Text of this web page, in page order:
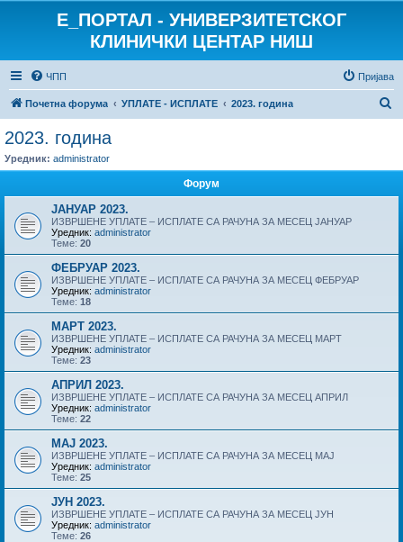
E_ПОРТАЛ - УНИВЕРЗИТЕТСКОГ
КЛИНИЧКИ ЦЕНТАР НИШ
ЧПП Пријава
Почетна форума УПЛАТЕ - ИСПЛАТЕ 2023. година
а
2023. година
Уредник: administrator
Форум
ЈАНУАР 2023.
ИЗВРШЕНЕ УПЛАТЕ – ИСПЛАТЕ СА РАЧУНА ЗА МЕСЕЦ ЈАНУАР
Уредник: administrator
Теме: 20
ФЕБРУАР 2023.
ИЗВРШЕНЕ УПЛАТЕ – ИСПЛАТЕ СА РАЧУНА ЗА МЕСЕЦ ФЕБРУАР
Уредник: administrator
Теме: 18
МАРТ 2023.
ИЗВРШЕНЕ УПЛАТЕ – ИСПЛАТЕ СА РАЧУНА ЗА МЕСЕЦ МАРТ
Уредник: administrator
Теме: 23
АПРИЛ 2023.
ИЗВРШЕНЕ УПЛАТЕ – ИСПЛАТЕ СА РАЧУНА ЗА МЕСЕЦ АПРИЛ
Уредник: administrator
Теме: 22
МАЈ 2023.
ИЗВРШЕНЕ УПЛАТЕ – ИСПЛАТЕ СА РАЧУНА ЗА МЕСЕЦ МАЈ
Уредник: administrator
Теме: 25
ЈУН 2023.
ИЗВРШЕНЕ УПЛАТЕ – ИСПЛАТЕ СА РАЧУНА ЗА МЕСЕЦ ЈУН
Уредник: administrator
Теме: 26